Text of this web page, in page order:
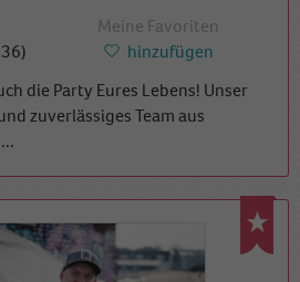
Meine Favoriten
hinzufügen
die Party Eures Lebens! Unser
zuverlässiges Team aus
...